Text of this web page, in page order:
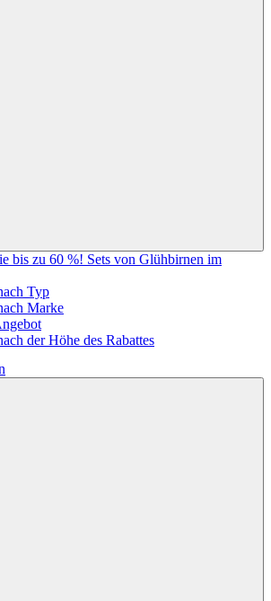
bis zu 60 %! Sets von Glühbirnen im
Typ
Marke
der Höhe des Rabattes